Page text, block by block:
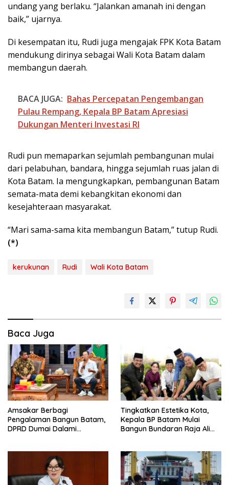
undang yang berlaku. “Jalankan amanah ini dengan
baik,” ujarnya.
Di kesempatan itu, Rudi juga mengajak FPK Kota Batam
mendukung dirinya sebagai Wali Kota Batam dalam
membangun daerah.
BACA JUGA: Bahas Percepatan Pengembangan
Pulau Rempang, Kepala BP Batam Apresiasi
Dukungan Menteri Investasi RI
Rudi pun memaparkan sejumlah pembangunan mulai
dari pelabuhan, bandara, hingga sejumlah ruas jalan di
Kota Batam. Ia mengungkapkan, pembangunan Batam
semata-mata demi kebangkitan ekonomi dan
kesejahteraan masyarakat.
“Mari sama-sama kita membangun Batam,” tutup Rudi.
(*)
kerukunan Rudi Wali Kota Batam
Baca Juga
Amsakar Berbagi
Pengalaman Bangun Batam,
DPRD Dumai Dalami
Tingkatkan Estetika Kota,
Kepala BP Batam Mulai
Bangun Bundaran Raja Ali